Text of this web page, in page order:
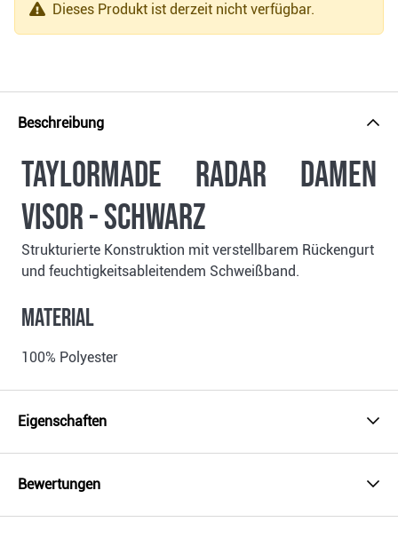
Dieses Produkt ist derzeit nicht verfügbar.
Beschreibung
TaylorMade Radar Damen
Visor - schwarz
Strukturierte Konstruktion mit verstellbarem Rückengurt
und feuchtigkeitsableitendem Schweißband.
Material
100% Polyester
Eigenschaften
Bewertungen